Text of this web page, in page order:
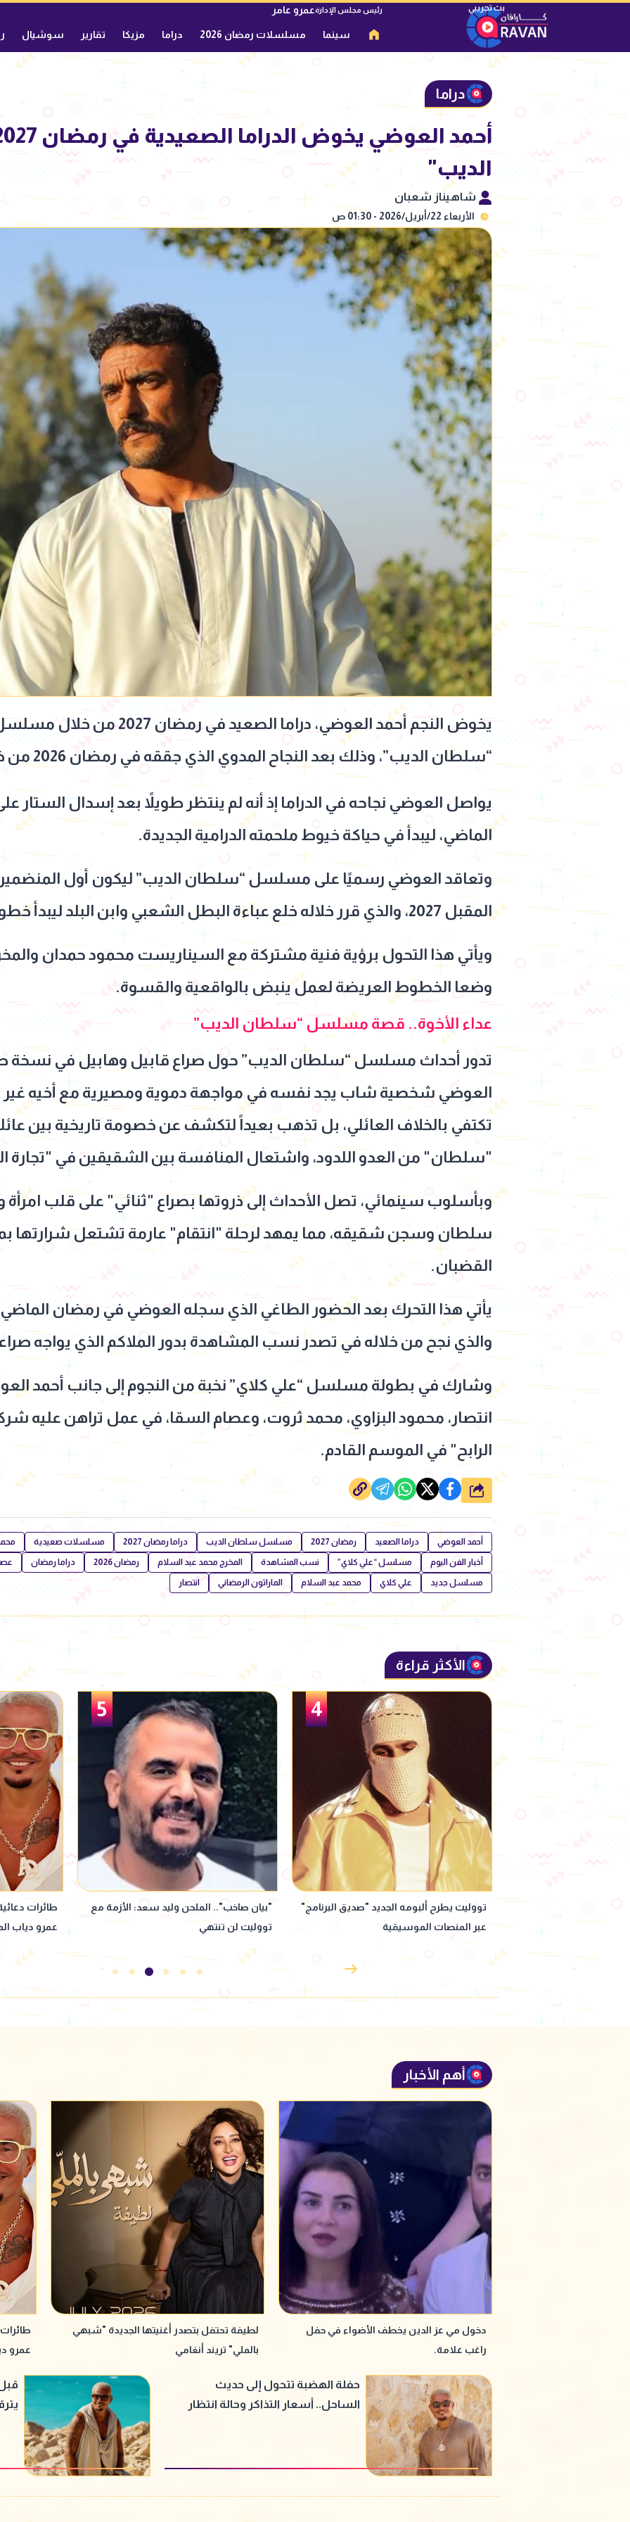
رئيس مجلس الإدارةعمرو عامر
سينما مسلسلات رمضان 2026 دراما مزيكا تقارير سوشيال
دراما
الديب"
شاهيناز شعبان
الأربعاء 22/أبريل/2026 - 01:30 ص
يخوض النجم أحمد العوضي، دراما الصعيد
“سلطان الديب”، وذلك بعد النجاح المدوي الذي جققه في رمضان 2026 من خلال مسلسل “علي كلاي”.
يواصل العوضي نجاحه في الدراما إذ أنه لم ينتظر طويلاً بعد إسدال الستار
الماضي، ليبدأ في حياكة خيوط ملحمته الدرامية الجديدة.
وتعاقد العوضي رسميًا على مسلسل “سلطان الديب” ليكون أول
المقبل 2027، والذي قرر خلاله خلع عباءة البطل الشعبي وابن البلد ليبدأ خطوة جديدة نحو دراما الصعيد.
ويأتي هذا التحول برؤية فنية مشتركة مع السيناريست محمود حمدان
وضعا الخطوط العريضة لعمل ينبض بالواقعية والقسوة.
عداء الأخوة.. قصة مسلسل “سلطان الديب”
تدور أحداث مسلسل “سلطان الديب” حول صراع قابيل وهابيل في نسخة
العوضي شخصية شاب يجد نفسه في مواجهة دموية ومصيرية مع أخيه غير
تكتفي بالخلاف العائلي، بل تذهب بعيداً لتكشف عن خصومة تاريخية بين
"سلطان" من العدو اللدود، واشتعال المنافسة بين الشقيقين في "تجارة
وبأسلوب سينمائي، تصل الأحداث إلى ذروتها بصراع "ثنائي" على قلب امرأة
سلطان وسجن شقيقه، مما يمهد لرحلة "انتقام" عارمة تشتعل شرارتها
القضبان.
يأتي هذا التحرك بعد الحضور الطاغي الذي سجله العوضي في رمضان
والذي نجح من خلاله في تصدر نسب المشاهدة بدور الملاكم الذي يواجه
وشارك في بطولة مسلسل “علي كلاي” نخبة من النجوم إلى جانب أحمد
انتصار، محمود البزاوي، محمد ثروت، وعصام السقا، في عمل تراهن عليه
الرابح" في الموسم القادم.
شارك
أحمد العوضي دراما الصعيد رمضان 2027 مسلسل سلطان الديب دراما رمضان 2027 مسلسلات صعيدية
أخبار الفن اليوم مسلسل “علي كلاي” نسب المشاهدة المخرج محمد عبد السلام رمضان 2026 دراما رمضان
مسلسل جديد علي كلاي محمد عبد السلام الماراثون الرمضاني انتصار
الأكثر قراءة
4
الجديد "صديق البرنامج"
5
"بيان صاخب".. الملحن وليد سعد: الأزمة مع
تووليت لن تنتهي
6
طائرات دعائية تزين سماء العلمين قبل حفل
عمرو دياب المرتقب
الفنان رامي
ورقه شدني
أهم الأخبار
دخول مي عز الدين يخطف الأضواء في حفل
راغب علامة.
لطيفة تحتفل بتصدر أغنيتها الجديدة "شبهي
بالملي" تريند أنغامي
عمرو
حفلة الهضبة تتحول إلى حديث
الساحل.. أسعار التذاكر وحالة انتظار